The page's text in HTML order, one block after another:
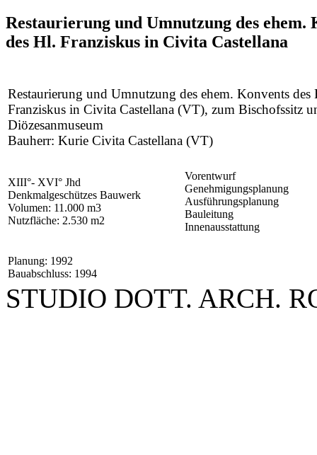
Restaurierung und Umnutzung des ehem.
des Hl. Franziskus in Civita Castellana
Restaurierung und Umnutzung des ehem. Konvents des
Franziskus in Civita Castellana (VT), zum Bischofssitz
Diözesanmuseum
Bauherr: Kurie Civita Castellana (VT)
XIII°- XVI° Jhd
Denkmalgeschützes Bauwerk
Volumen: 11.000 m3
Nutzfläche: 2.530 m2
Vorentwurf
Genehmigungsplanung
Ausführungsplanung
Bauleitung
Innenausstattung
Planung: 1992
Bauabschluss: 1994
STUDIO DOTT. ARCH.